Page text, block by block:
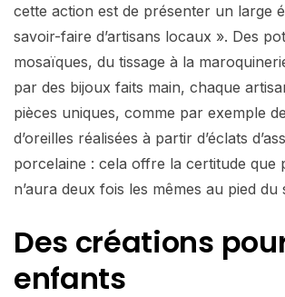
cette action est de présenter un large
savoir-faire d’artisans locaux ». Des
mosaïques, du tissage à la
par des bijoux faits main, chaque
pièces uniques, comme par exemple
d’oreilles réalisées à partir d’éclats
porcelaine : cela offre la certitude que
n’aura deux fois les mêmes au pied du
Des créations
enfants